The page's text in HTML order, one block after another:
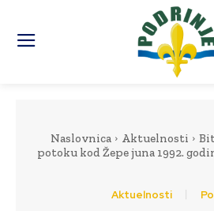
Naslovnica Aktuelnosti
potoku kod Žepe juna 1992.
Aktuelnosti